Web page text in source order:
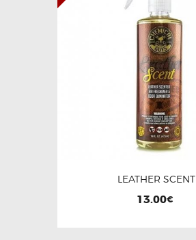
LEATHER SCENT
13.00€